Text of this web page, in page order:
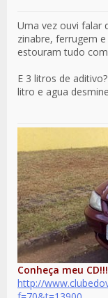
Uma vez ouvi falar
zinabre, ferrugem
estouram tudo
E 3 litros de
litro e agua
Conheça meu
http://